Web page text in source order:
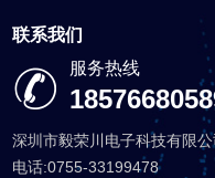
联系我们
服务热线
深圳市毅荣川电子科技有限公
电话:0755-33199478